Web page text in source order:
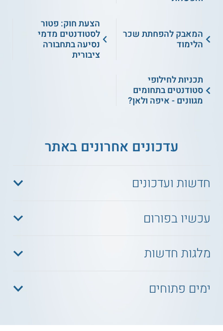
המאבק להפחתת שכר
הלימוד
הצעת חוק: פטור
לסטודנטים מדמי
נסיעה בתחבורה
ציבורית
תכניות לחילופי
סטודנטים בתחומים
מגוונים - איפה ולאן?
עדכונים אחרונים באתר
חדשות ועדכונים
עכשיו בפורום
מלגות חדשות
ימים פתוחים